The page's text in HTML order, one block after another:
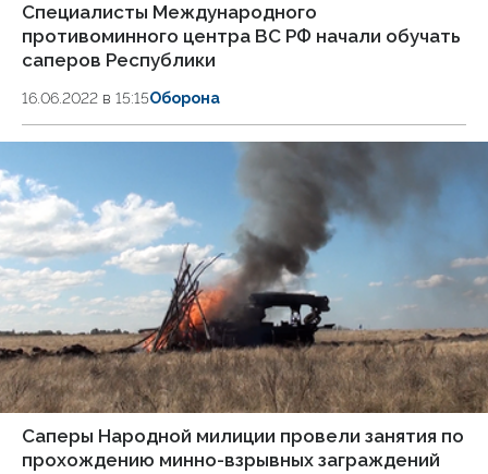
Специалисты Международного
противоминного центра ВС РФ начали обучать
саперов Республики
16.06.2022 в 15:15Оборона
Саперы Народной милиции провели занятия по
прохождению минно-взрывных заграждений